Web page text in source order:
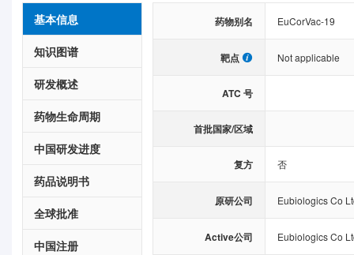
基本信息
知识图谱
研发概述
药物生命周期
中国研发进度
药品说明书
全球批准
中国注册
药物别名 EuCorVac-19
靶点 Not applicable
ATC 号
首批国家/区域
复方 否
原研公司 Eubiologics Co
Active公司 Eubiologics Co